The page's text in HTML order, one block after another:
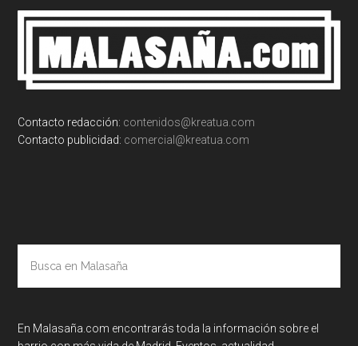
Footer
Contacto redacción: contenidos@kreatua.com
Contacto publicidad: comercial@kreatua.com
Malasaña
En Malasaña.com encontrarás toda la información sobre el